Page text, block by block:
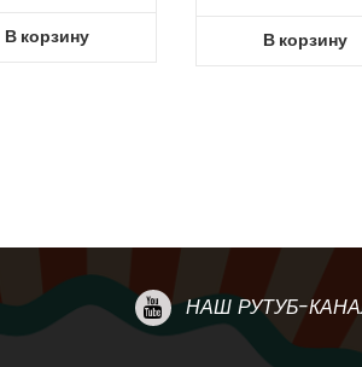
В корзину В корзину
НАШ РУТУБ-